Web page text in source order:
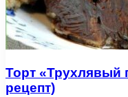
Торт «Трухлявый
рецепт)